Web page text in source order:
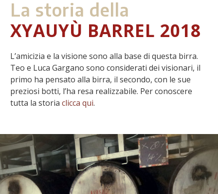
La storia della
XYAUYÙ BARREL 2018
L’amicizia e la visione sono alla base di questa birra.
Teo e Luca Gargano sono considerati dei visionari, il
primo ha pensato alla birra, il secondo, con le sue
preziosi botti, l’ha resa realizzabile. Per conoscere
tutta la storia clicca qui.